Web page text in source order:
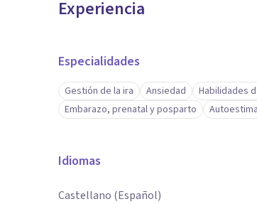
Experiencia
Especialidades
Gestión de la ira Ansiedad Habilidades
Embarazo, prenatal y posparto
Autoestima
Idiomas
Castellano (Español)